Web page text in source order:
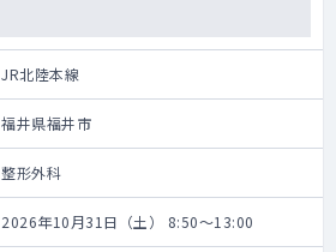
JR北陸本線
福井県福井市
整形外科
2026年10月31日（土） 8:50～13:00